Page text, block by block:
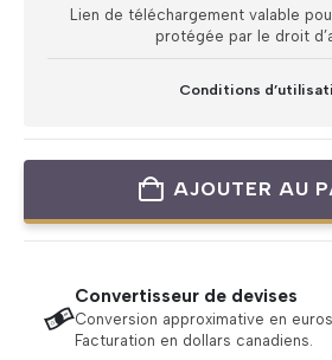
Lien de téléchargement valable
protégée par le droit
Conditions
AJOUTER AU
Convertisseur de devises
Conversion approximative en
Facturation en dollars canadiens.